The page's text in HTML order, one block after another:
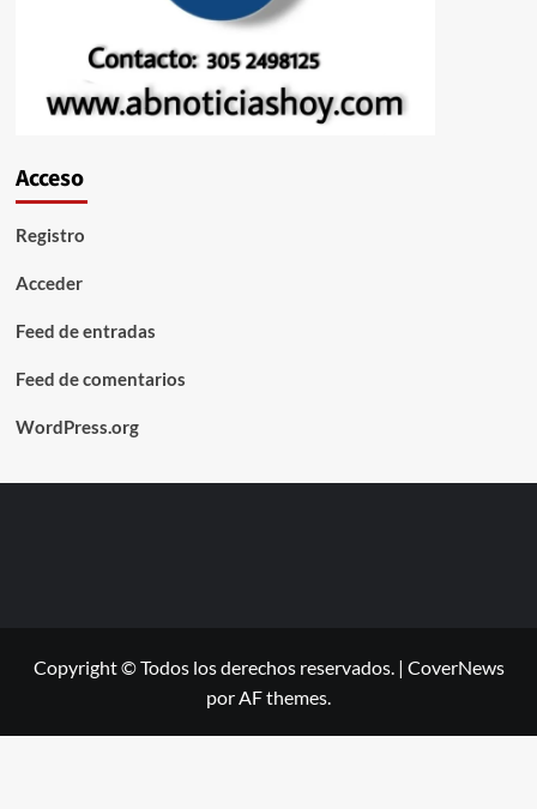
Acceso
Registro
Acceder
Feed de entradas
Feed de comentarios
WordPress.org
Copyright © Todos los derechos reservados. | CoverNews
por AF themes.